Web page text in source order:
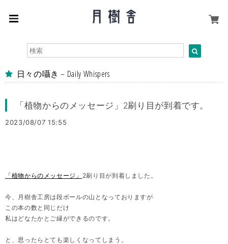
日々の囁き – Daily Whispers
「植物からのメッセージ」2刷り目が到着です。
2023/08/07 15:55
「植物からのメッセージ」 2刷り目が到着しました。
今、月樹舎工房は段ボールの山となっておりますが
この本の数と同じだけ
私はどなたかとご縁ができるのです。
と、思ったらとても楽しくなってしまう。